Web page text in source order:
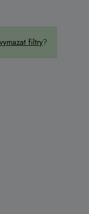
vymazat filtry?